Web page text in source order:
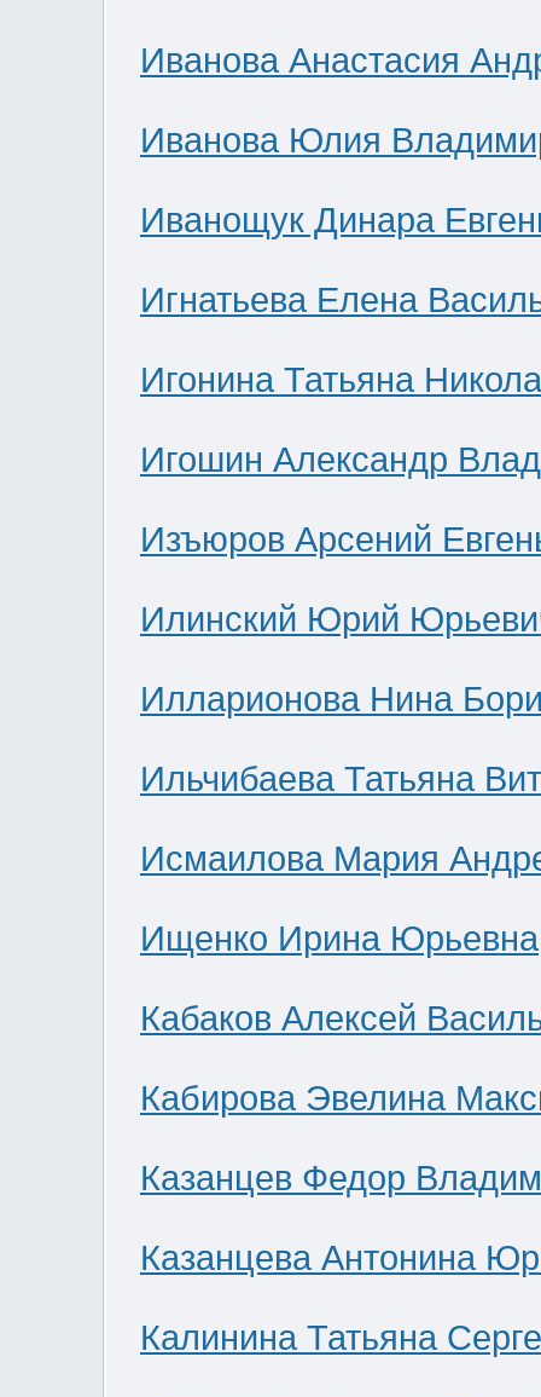
Иванова Анастасия
Иванова Юлия
Иванощук Динара
Игнатьева Елена
Игонина Татьяна
Игошин Александр
Изъюров Арсений
Илинский Юрий
Илларионова Нина
Ильчибаева Татьяна
Исмаилова Мария
Ищенко Ирина Юрьевна
Кабаков Алексей
Кабирова Эвелина
Казанцев Федор
Казанцева Антонина
Калинина Татьяна